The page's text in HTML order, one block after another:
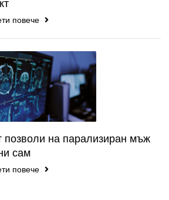
повече
позволи на парализиран мъж
сам
повече